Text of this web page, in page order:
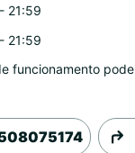
21:59
21:59
funcionamento